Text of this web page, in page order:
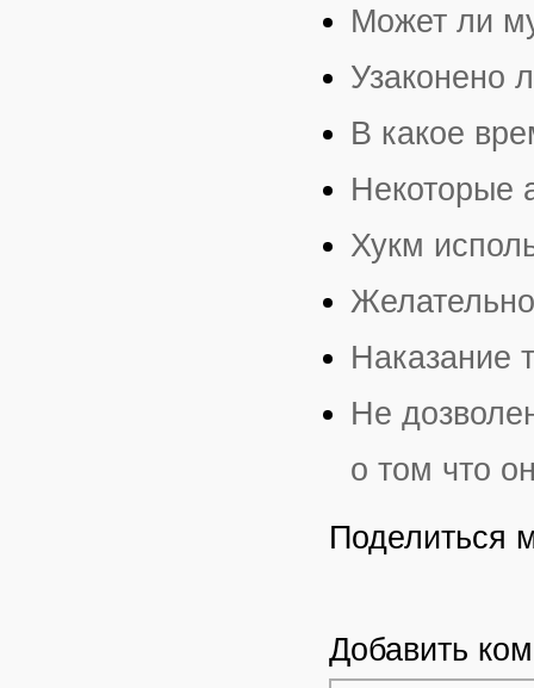
Может ли
Узаконено
В какое
Некоторые
Хукм
Наказание
Не
о том что
Поделиться
Добавить